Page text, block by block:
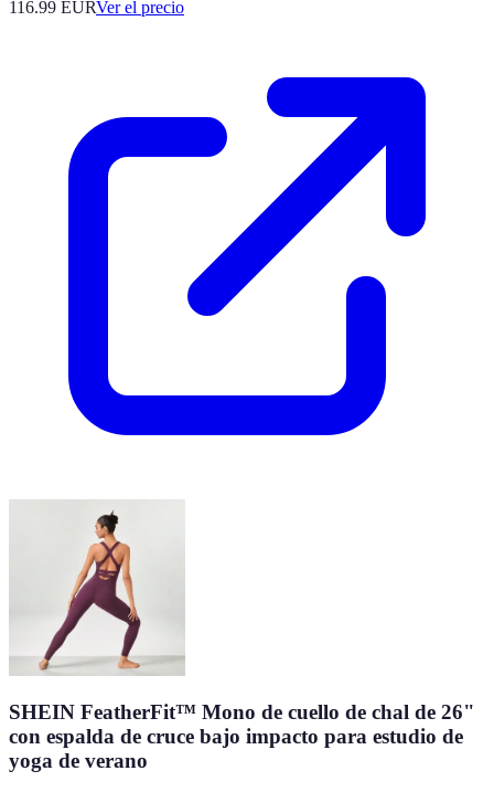
116.99 EURVer el precio
SHEIN FeatherFit™ Mono de cuello de chal de 26"
con espalda de cruce bajo impacto para estudio de
yoga de verano